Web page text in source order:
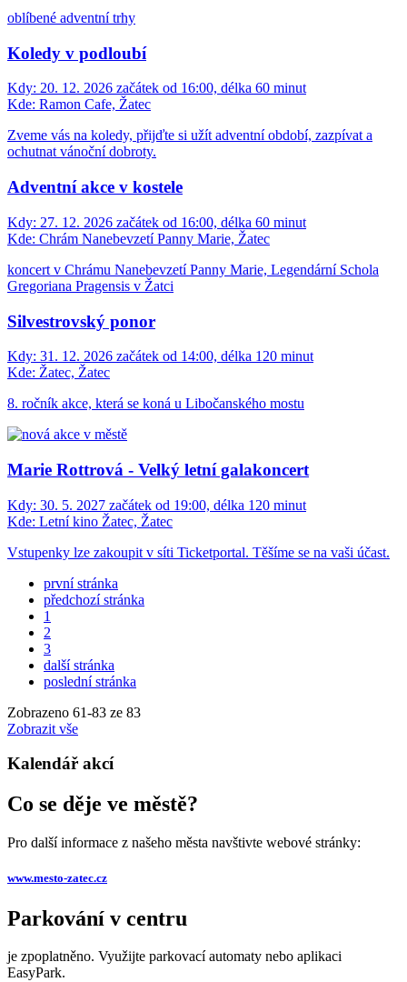
oblíbené adventní trhy
Koledy v podloubí
Kdy: 20. 12. 2026 začátek od 16:00, délka 60 minut
Kde: Ramon Cafe, Žatec
Zveme vás na koledy, přijďte si užít adventní období, zazpívat a
ochutnat vánoční dobroty.
Adventní akce v kostele
Kdy: 27. 12. 2026 začátek od 16:00, délka 60 minut
Kde: Chrám Nanebevzetí Panny Marie, Žatec
koncert v Chrámu Nanebevzetí Panny Marie, Legendární Schola
Gregoriana Pragensis v Žatci
Silvestrovský ponor
Kdy: 31. 12. 2026 začátek od 14:00, délka 120 minut
Kde: Žatec, Žatec
8. ročník akce, která se koná u Libočanského mostu
Marie Rottrová - Velký letní galakoncert
Kdy: 30. 5. 2027 začátek od 19:00, délka 120 minut
Kde: Letní kino Žatec, Žatec
Vstupenky lze zakoupit v síti Ticketportal. Těšíme se na vaši účast.
první stránka
předchozí stránka
1
2
3
další stránka
poslední stránka
Zobrazeno 61-83 ze 83
Zobrazit vše
Kalendář akcí
Co se děje ve městě?
Pro další informace z našeho města navštivte webové stránky:
www.mesto-zatec.cz
Parkování v centru
je zpoplatněno. Využijte parkovací automaty nebo aplikaci
EasyPark.